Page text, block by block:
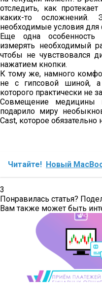
отследить, как
каких-то осложнений.
необходимые условия
Еще одна особенность
измерять необходимый
чтобы не чувствовался
нажатием кнопки.
К тому же, намного
не с гипсовой шиной,
которого практически не
Совмещение медицины и
подарило миру
Cast, которое обязательно
Читайте! Новый
3
Понравилась статья?
Вам также может быть